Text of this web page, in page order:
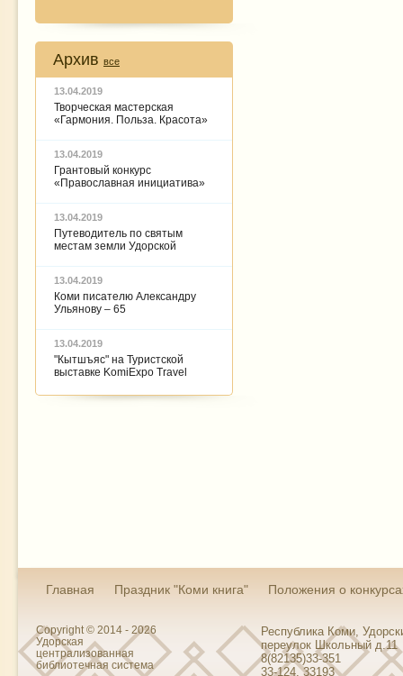
Архив все
13.04.2019
Творческая мастерская
«Гармония. Польза. Красота»
13.04.2019
Грантовый конкурс
«Православная инициатива»
13.04.2019
Путеводитель по святым
местам земли Удорской
13.04.2019
Коми писателю Александру
Ульянову – 65
13.04.2019
"Кытшъяс" на Туристской
выставке KomiExpo Travel
Главная Праздник "Коми книга" Положения о
Copyright © 2014 - 2026
Удорская
централизованная
библиотечная система
Республика Коми,
переулок Школьный д.11
8(82135)33-351
33-124, 33193